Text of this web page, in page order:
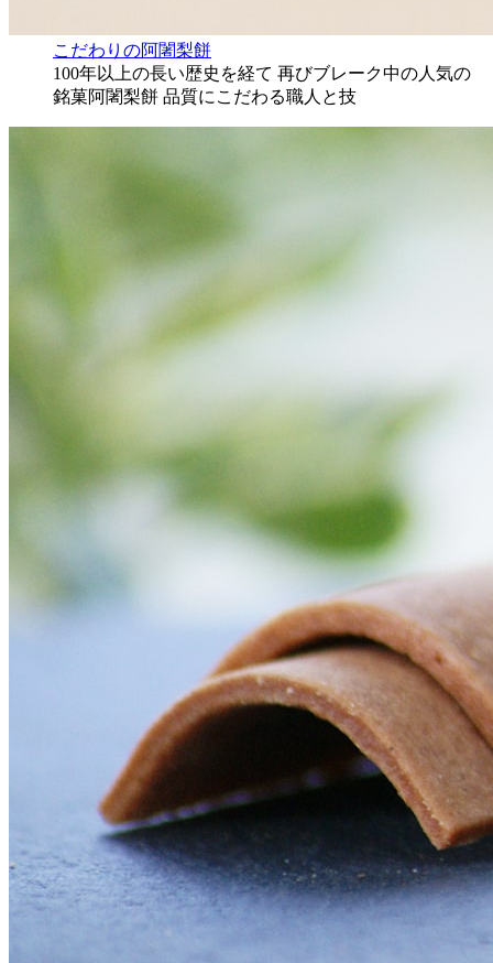
こだわりの阿闍梨餅
100年以上の長い歴史を経て 再びブレーク中の人気の
銘菓阿闍梨餅 品質にこだわる職人と技